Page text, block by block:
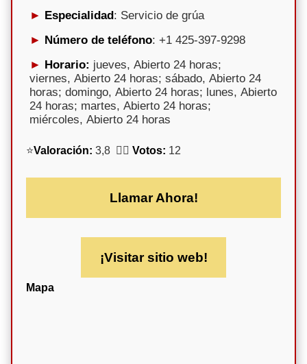
Especialidad: Servicio de grúa
Número de teléfono: +1 425-397-9298
Horario: jueves, Abierto 24 horas;
viernes, Abierto 24 horas; sábado, Abierto 24
horas; domingo, Abierto 24 horas; lunes, Abierto
24 horas; martes, Abierto 24 horas;
miércoles, Abierto 24 horas
⭐Valoración: 3,8 🕵️‍♀️ Votos: 12
Llamar Ahora!
¡Visitar sitio web!
Mapa